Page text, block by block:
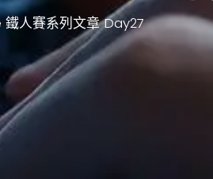
人賽系列文章 Day27